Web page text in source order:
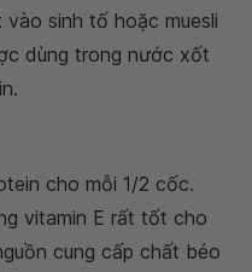
sinh tố hoặc muesli
dùng trong nước xốt
cho mỗi 1/2 cốc.
vitamin E rất tốt cho
cung cấp chất béo